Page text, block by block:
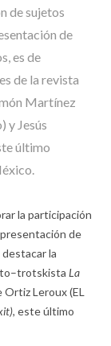
de sujetos
de
es de
de la revista
Martínez
y Jesús
último
la participación
de
la
La
Ortiz Leroux (EL
este último